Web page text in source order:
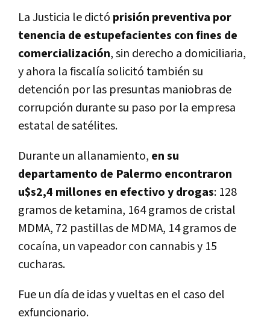
La Justicia le dictó prisión preventiva por
tenencia de estupefacientes con fines de
comercialización, sin derecho a domiciliaria,
y ahora la fiscalía solicitó también su
detención por las presuntas maniobras de
corrupción durante su paso por la empresa
estatal de satélites.
Durante un allanamiento, en su
departamento de Palermo encontraron
u$s2,4 millones en efectivo y drogas: 128
gramos de ketamina, 164 gramos de cristal
MDMA, 72 pastillas de MDMA, 14 gramos de
cocaína, un vapeador con cannabis y 15
cucharas.
Fue un día de idas y vueltas en el caso del
exfuncionario.